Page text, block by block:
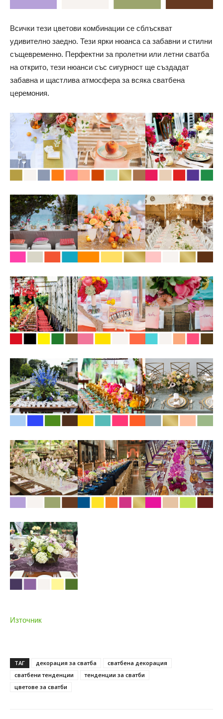
Всички тези цветови комбинации се сблъскват
удивително заедно. Тези ярки нюанса са забавни и стилни
същевременно. Перфектни за пролетни или летни сватба
на открито, тези нюанси със сигурност ще създадат
забавна и щастлива атмосфера за всяка сватбена
церемония.
Източник
ТАГ декорация за сватба
сватбена декорация
сватбени тенденции
тенденции за сватби
цветове за сватби